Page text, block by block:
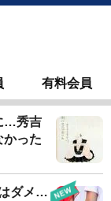
有料会員
…秀吉
かった
ダメ…